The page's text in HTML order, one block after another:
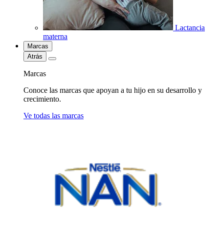
Lactancia
materna
Marcas
Atrás
Marcas
Conoce las marcas que apoyan a tu hijo en su desarrollo y
crecimiento.
Ve todas las marcas